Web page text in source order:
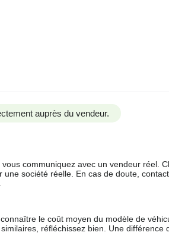
auprès du vendeur.
communiquez avec un vendeur réel.
société réelle. En cas de doute,
le coût moyen du modèle de
réfléchissez bien. Une différence